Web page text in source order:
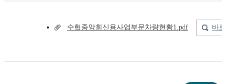
수협중앙회신용사업부문차량현황1.pdf 바